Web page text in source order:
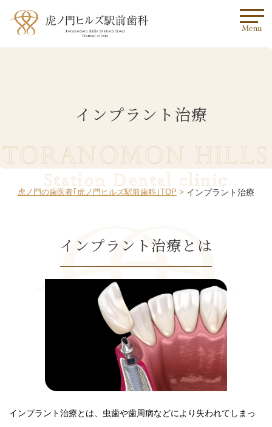
Menu
インプラント治療
TORANOMON HILLS
Station Dental clinic
虎ノ門の歯医者｢虎ノ門ヒルズ駅前歯科｣TOP インプラント治療
インプラント治療とは
インプラント治療とは、虫歯や歯周病などにより失われてしまっ